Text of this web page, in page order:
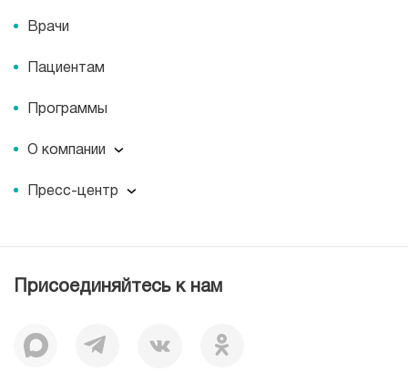
Врачи
Пациентам
Программы
О компании
Отзывы
Лицензии
Корпоративная социальная ответственность
Пресс-центр
Журнал для пациентов «МЕДСИ СЕГОДНЯ»
Присоединяйтесь к нам